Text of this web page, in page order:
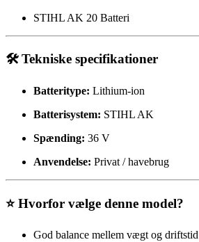
STIHL AK 20 Batteri
🛠️ Tekniske specifikationer
Batteritype: Lithium-ion
Batterisystem: STIHL AK
Spænding: 36 V
Anvendelse: Privat / havebrug
⭐ Hvorfor vælge denne model?
God balance mellem vægt og driftstid